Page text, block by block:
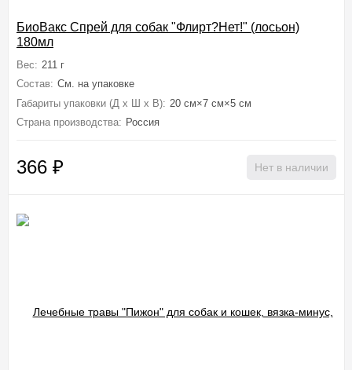
БиоВакс Спрей для собак "Флирт?Нет!" (лосьон)
180мл
Вес: 211 г
Состав: См. на упаковке
Габариты упаковки (Д х Ш х В): 20 см×7 см×5 см
Страна производства: Россия
366 ₽ Нет в наличии